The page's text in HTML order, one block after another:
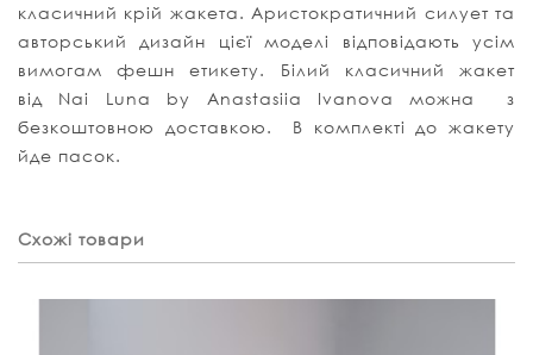
класичний крій жакета. Аристократичний силует та
авторський дизайн цієї моделі відповідають усім
вимогам фешн етикету. Білий класичний жакет
від Nai Luna by Anastasiia Ivanova можна з
безкоштовною доставкою. В комплекті до жакету
йде пасок.
Схожі товари